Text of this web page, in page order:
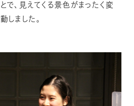
で、見えてくる景色がまったく変
しました。